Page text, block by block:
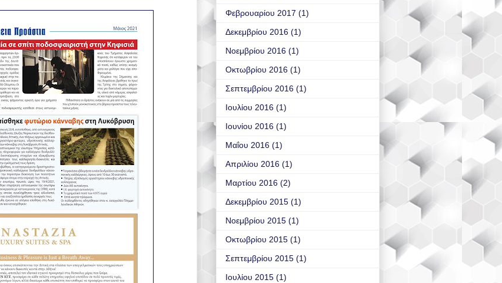
Φεβρουαρίου 2017 (1)
Δεκεμβρίου 2016 (1)
Νοεμβρίου 2016 (1)
Οκτωβρίου 2016 (1)
Σεπτεμβρίου 2016 (1)
Ιουλίου 2016 (1)
Ιουνίου 2016 (1)
Μαΐου 2016 (1)
Απριλίου 2016 (1)
Μαρτίου 2016 (2)
Δεκεμβρίου 2015 (1)
Νοεμβρίου 2015 (1)
Οκτωβρίου 2015 (1)
Σεπτεμβρίου 2015 (1)
Ιουλίου 2015 (1)